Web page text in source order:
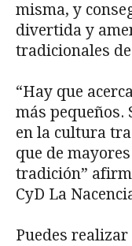
misma, y
divertida y
tradicionales
“Hay que
más pequeños.
en la cultura
que de
tradición”
CyD La
Puedes